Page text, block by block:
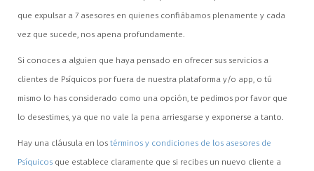
que expulsar a 7 asesores en quienes confiábamos plenamente y cada
vez que sucede, nos apena profundamente.
Si conoces a alguien que haya pensado en ofrecer sus servicios a
clientes de Psíquicos por fuera de nuestra plataforma y/o app, o tú
mismo lo has considerado como una opción, te pedimos por favor que
lo desestimes, ya que no vale la pena arriesgarse y exponerse a tanto.
Hay una cláusula en los términos y condiciones de los asesores de
Psíquicos que establece claramente que si recibes un nuevo cliente a